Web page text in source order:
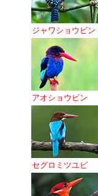
ジャワショウビン
アオショウビン
セグロミツユビ